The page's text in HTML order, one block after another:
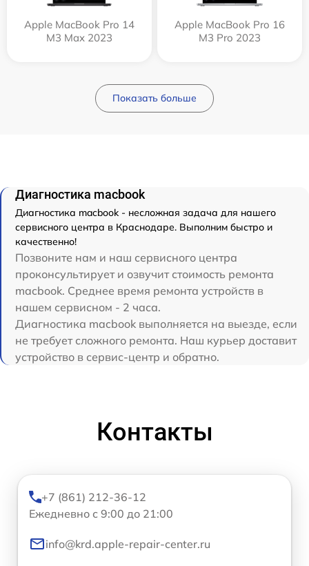
Apple MacBook Pro 14
M3 Max 2023
Apple MacBook Pro 16
M3 Pro 2023
Показать больше
Диагностика macbook
Диагностика macbook - несложная задача для нашего
сервисного центра в Краснодаре. Выполним быстро и
качественно!
Позвоните нам и наш сервисного центра
проконсультирует и озвучит стоимость ремонта
macbook. Среднее время ремонта устройств в
нашем сервисном - 2 часа.
Диагностика macbook выполняется на выезде, если
не требует сложного ремонта. Наш курьер доставит
устройство в сервис-центр и обратно.
Контакты
+7 (861) 212-36-12
Ежедневно с 9:00 до 21:00
info@krd.apple-repair-center.ru